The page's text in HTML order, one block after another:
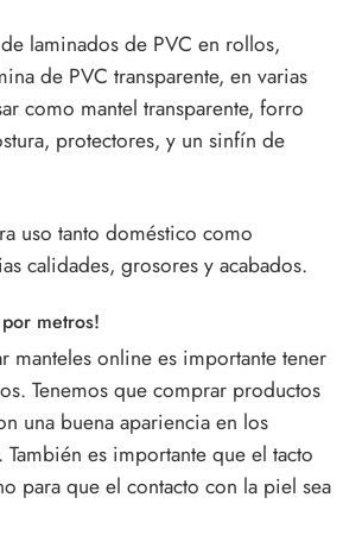
laminados de PVC en rollos,
de PVC transparente, en varias
como mantel transparente, forro
protectores, y un sinfín de
uso tanto doméstico como
calidades, grosores y acabados.
metros!
manteles online es importante tener
Tenemos que comprar productos
una buena apariencia en los
es importante que el tacto
para que el contacto con la piel sea